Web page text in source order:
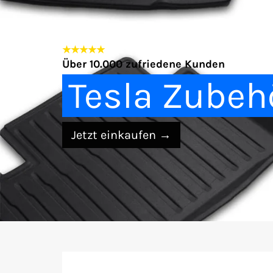
★★★★★
Über 10.000 zufriedene Kunden
Tesla
Jetzt einkaufen →